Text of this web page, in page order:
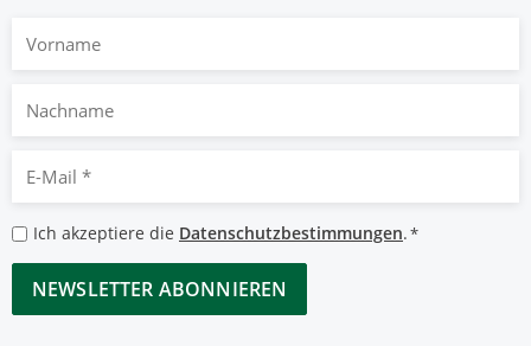
Nachname
Mail
*
Datenschutzbestimmungen
*
Ich akzeptiere die Datenschutzbestimmungen.*
CAPTCHA